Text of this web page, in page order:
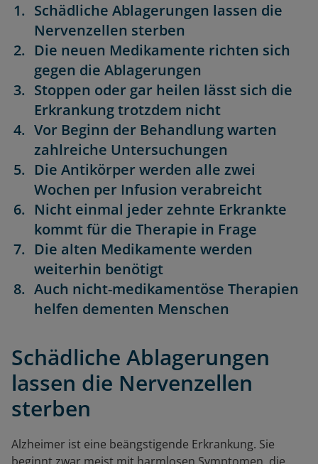
Schädliche Ablagerungen lassen die
Nervenzellen sterben
Die neuen Medikamente richten sich
gegen die Ablagerungen
Stoppen oder gar heilen lässt sich die
Erkrankung trotzdem nicht
Vor Beginn der Behandlung warten
zahlreiche Untersuchungen
Die Antikörper werden alle zwei
Wochen per Infusion verabreicht
Nicht einmal jeder zehnte Erkrankte
kommt für die Therapie in Frage
Die alten Medikamente werden
weiterhin benötigt
Auch nicht-medikamentöse Therapien
helfen dementen Menschen
Schädliche Ablagerungen
lassen die Nervenzellen
sterben
Alzheimer ist eine beängstigende Erkrankung. Sie